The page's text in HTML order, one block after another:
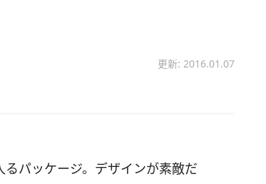
更新: 2016.01.07
パッケージ。デザインが素敵だ